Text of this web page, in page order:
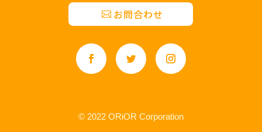
お問合わせ
© 2022 ORiOR Corporation